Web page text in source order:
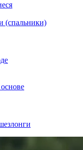
(спальники)